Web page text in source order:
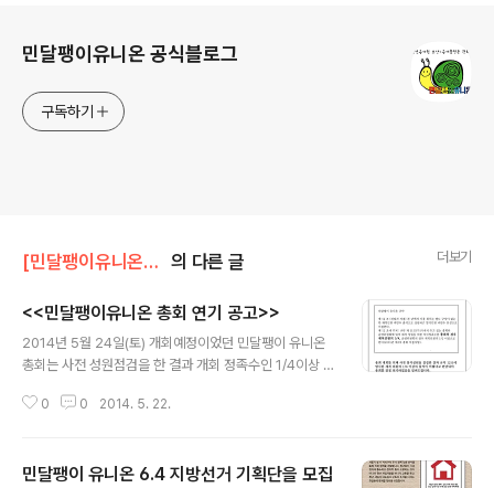
민달팽이유니온 공식블로그
구독하기
[민달팽이유니온]/* 공지사항 의 다른 글 더보기
<<민달팽이유니온 총회 연기 공고>>
2014년 5월 24일(토) 개회예정이었던 민달팽이 유니온
총회는 사전 성원점검을 한 결과 개회 정족수인 1/4이상 참
기된 총회 일시는 많은 회원분들께서 참여가 가능할 수 있
리며 이번 총회에 많은 참석 부탁드립니다. ※ 문의 전화 : 0
0 0 2014. 5. 22.
민달팽이 유니온 6.4 지방선거 기획단을 모집